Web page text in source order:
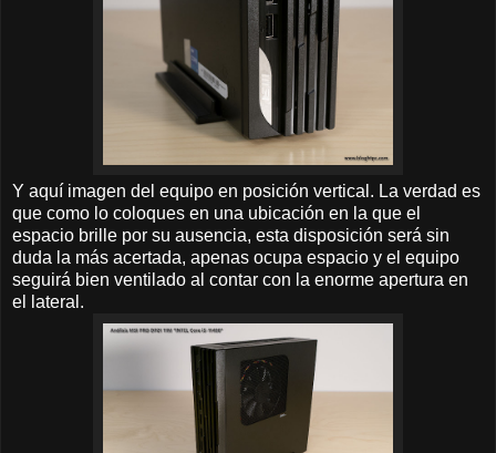
Y aquí imagen del equipo en posición vertical. La verdad es
que como lo coloques en una ubicación en la que el
espacio brille por su ausencia, esta disposición será sin
duda la más acertada, apenas ocupa espacio y el equipo
seguirá bien ventilado al contar con la enorme apertura en
el lateral.